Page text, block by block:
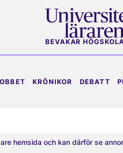
BEVAKAR
KRÖNIKOR DEBATT
hemsida och kan därför se